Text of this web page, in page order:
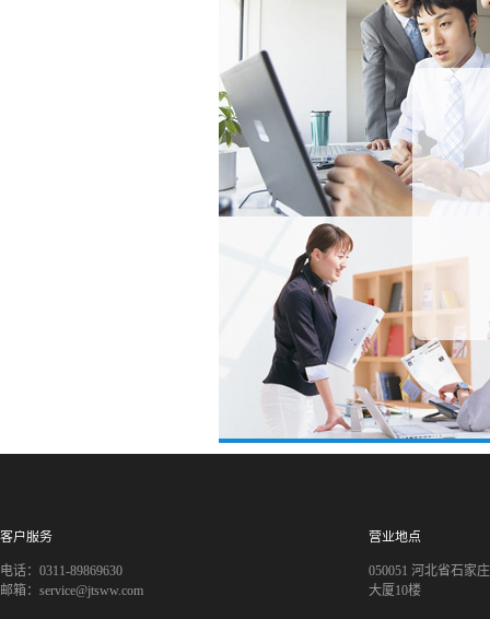
客户服务
电话：0311-89869630
邮箱：service@jtsww.com
营业地点
050051 河北省石家
大厦10楼